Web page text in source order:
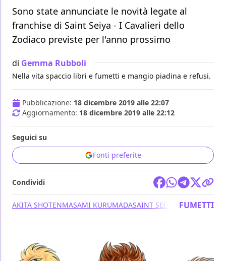
Sono state annunciate le novità legate al
franchise di Saint Seiya - I Cavalieri dello
Zodiaco previste per l'anno prossimo
di Gemma Rubboli
Nella vita spaccio libri e fumetti e mangio piadina e refusi.
Pubblicazione: 18 dicembre 2019 alle 22:07
Aggiornamento: 18 dicembre 2019 alle 22:12
Seguici su
Fonti preferite
Condividi
AKITA SHOTENMASAMI KURUMADASAINT SEIYA - I CAVALIERI
FUMETTI